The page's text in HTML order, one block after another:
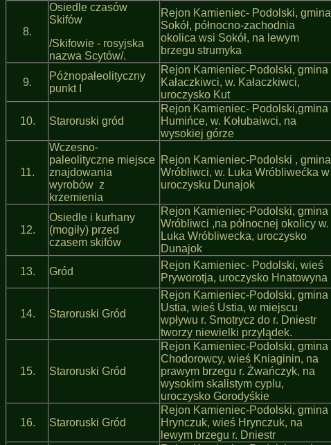
8.
Osiedle czasów
Skifów
/Skifowie - rosyjska
nazwa Scytów/.
Rejon Kamieniec- Podolski, gmina
Sokół, północno-zachodnia
okolica wsi Sokół, na lewym
brzegu strumyka
9.
Póżnopałeolityczny
punkt I
Rejon Kamieniec-Podolski, gmina
Kałaczkiwci, w. Kałaczkiwci,
uroczysko Kut
10. Staroruski gród
Rejon Kamieniec- Podolski,gmina
Humińce, w. Kołubaiwci, na
wysokiej górze
11.
Wczesno-
paleolityczne miejsce
znajdowania
wyrobów z
krzemienia
Rejon Kamieniec-Podolski , gmina
Wróbliwci, w. Luka Wróbliwećka w
uroczysku Dunajok
12.
Osiedle i kurhany
(mogiły) przed
czasem skifów
Rejon Kamieniec-Podolski, gmina
Wróbliwci ,na północnej okolicy w.
Luka Wróbliwecka, uroczysko
Dunajok
13. Gród
Rejon Kamieniec- Podolski, wieś
Pryworotja, uroczysko Hnatowyna
14. Staroruski Gród
Rejon Kamieniec-Podolski, gmina
Ustia, wieś Ustia, w miejscu
wpływu r. Smotrycz do r. Dniestr
tworzy niewielki przylądek.
15. Staroruski Gród
Rejon Kamieniec-Podolski, gmina
Chodorowcy, wieś Kniaginin, na
prawym brzegu r. Żwańczyk, na
wysokim skalistym cyplu,
uroczysko Gorodyśkie
16. Staroruski Gród
Rejon Kamieniec-Podolski, gmina
Hrynczuk, wieś Hrynczuk, na
lewym brzegu r. Dniestr